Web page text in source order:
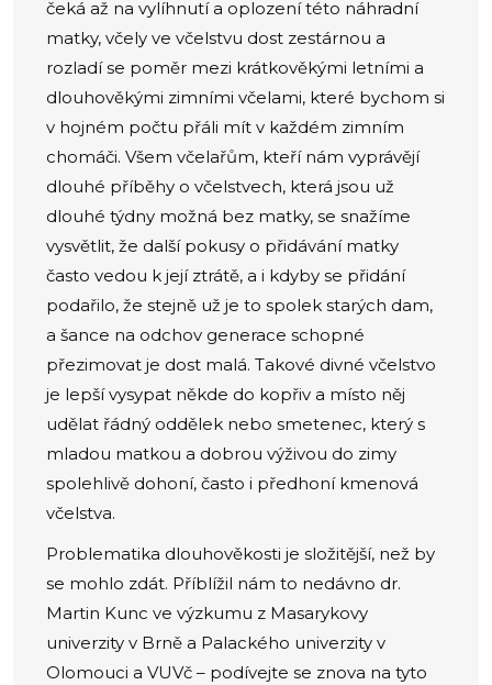
čeká až na vylíhnutí a oplození této náhradní
matky, včely ve včelstvu dost zestárnou a
rozladí se poměr mezi krátkověkými letními a
dlouhověkými zimními včelami, které bychom si
v hojném počtu přáli mít v každém zimním
chomáči. Všem včelařům, kteří nám vyprávějí
dlouhé příběhy o včelstvech, která jsou už
dlouhé týdny možná bez matky, se snažíme
vysvětlit, že další pokusy o přidávání matky
často vedou k její ztrátě, a i kdyby se přidání
podařilo, že stejně už je to spolek starých dam,
a šance na odchov generace schopné
přezimovat je dost malá. Takové divné včelstvo
je lepší vysypat někde do kopřiv a místo něj
udělat řádný oddělek nebo smetenec, který s
mladou matkou a dobrou výživou do zimy
spolehlivě dohoní, často i předhoní kmenová
včelstva.
Problematika dlouhověkosti je složitější, než by
se mohlo zdát. Příblížil nám to nedávno dr.
Martin Kunc ve výzkumu z Masarykovy
univerzity v Brně a Palackého univerzity v
Olomouci a VUVč – podívejte se znova na tyto